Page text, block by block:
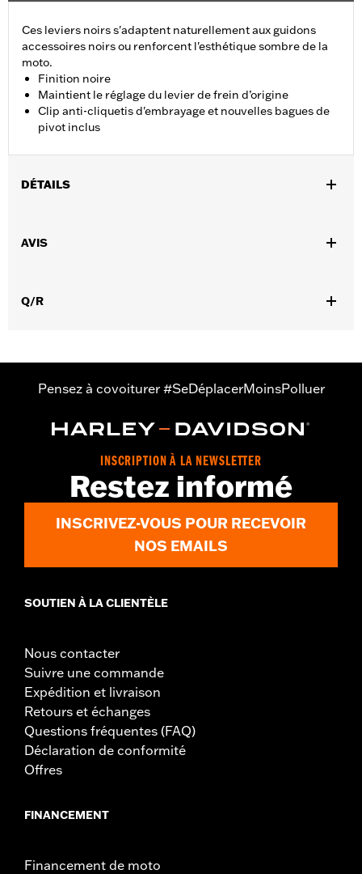
Ces leviers noirs s'adaptent naturellement aux guidons
accessoires noirs ou renforcent l'esthétique sombre de la
moto.
Finition noire
Maintient le réglage du levier de frein d’origine
Clip anti-cliquetis d'embrayage et nouvelles bagues de
pivot inclus
DÉTAILS
Instructions d’installation
AVIS
Q/R
Pensez à covoiturer #SeDéplacerMoinsPolluer
INSCRIPTION À LA NEWSLETTER
Restez informé
INSCRIVEZ-VOUS POUR RECEVOIR
NOS EMAILS
SOUTIEN À LA CLIENTÈLE
Nous contacter
Suivre une commande
Expédition et livraison
Retours et échanges
Questions fréquentes (FAQ)
Déclaration de conformité
Offres
FINANCEMENT
Financement de moto